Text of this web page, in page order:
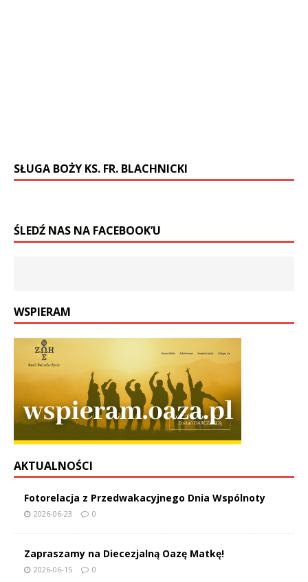
SŁUGA BOŻY KS. FR. BLACHNICKI
ŚLEDŹ NAS NA FACEBOOK’U
WSPIERAM
AKTUALNOŚCI
Fotorelacja z Przedwakacyjnego Dnia Wspólnoty
2026-06-23 0
Zapraszamy na Diecezjalną Oazę Matkę!
2026-06-15 0